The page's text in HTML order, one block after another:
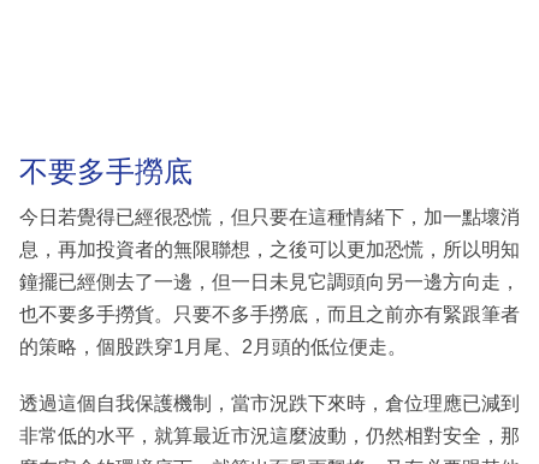
不要多手撈底
今日若覺得已經很恐慌，但只要在這種情緒下，加一點壞消
息，再加投資者的無限聯想，之後可以更加恐慌，所以明知
鐘擺已經側去了一邊，但一日未見它調頭向另一邊方向走，
也不要多手撈貨。只要不多手撈底，而且之前亦有緊跟筆者
的策略，個股跌穿1月尾、2月頭的低位便走。
透過這個自我保護機制，當市況跌下來時，倉位理應已減到
非常低的水平，就算最近市況這麼波動，仍然相對安全，那